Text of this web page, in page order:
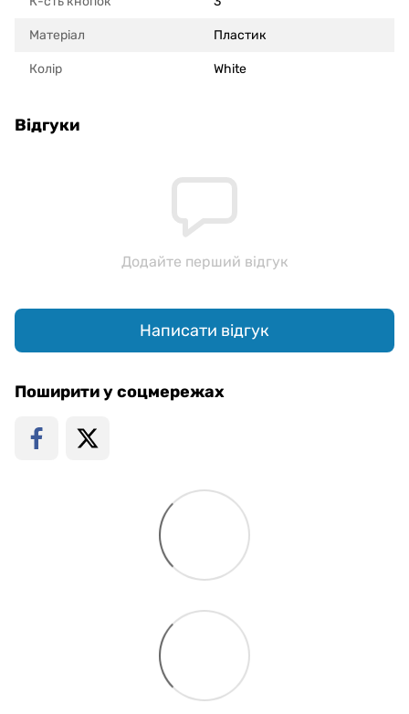
Матеріал Пластик
Колір White
Відгуки
Додайте перший відгук
Написати відгук
Поширити у соцмережах